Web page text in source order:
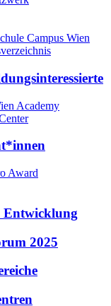
Campus Wien
Academy
Award
Entwicklung
2025